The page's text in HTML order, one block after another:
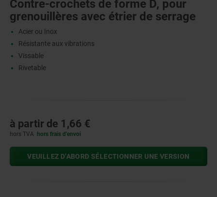
Contre-crochets de forme D, pour
grenouillères avec étrier de serrage
Acier ou Inox
Résistante aux vibrations
Vissable
Rivetable
à partir de 1,66 €
hors TVA hors frais d’envoi
VEUILLEZ D’ABORD SÉLECTIONNER UNE VERSION